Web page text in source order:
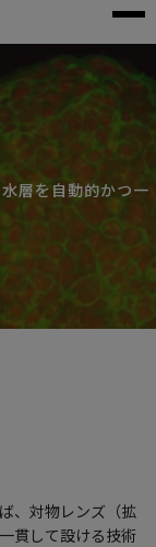
層を自動的かつ一
、対物レンズ（拡
貫して設ける技術